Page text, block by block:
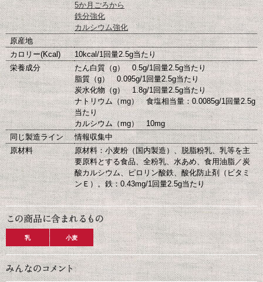
5か月ごろから
鉄分強化
カルシウム強化
原産地
カロリー(Kcal)
10kcal/1回量2.5g当たり
栄養成分
たん白質（g） 0.5g/1回量2.5g当たり
脂質（g） 0.095g/1回量2.5g当たり
炭水化物（g） 1.8g/1回量2.5g当たり
ナトリウム（mg） 食塩相当量：0.0085g/1回量2.5g
当たり
カルシウム（mg） 10mg
同じ製造ライン
情報収集中
原材料
原材料：小麦粉（国内製造）、脱脂粉乳、乳等を主
要原料とする食品、全粉乳、水あめ、食用油脂／炭
酸カルシウム、ピロリン酸鉄、酸化防止剤（ビタミ
ンＥ）。鉄：0.43mg/1回量2.5g当たり
乳 小麦